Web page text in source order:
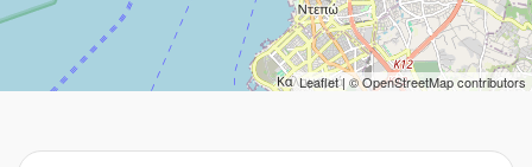
Leaflet| ©OpenStreetMapcontributors